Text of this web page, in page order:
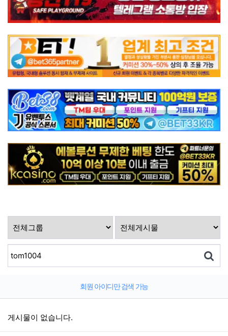
회원 아이디만 검색 가능
게시물이 없습니다.